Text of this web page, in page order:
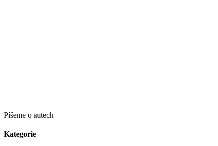
Píšeme o autech
Kategorie